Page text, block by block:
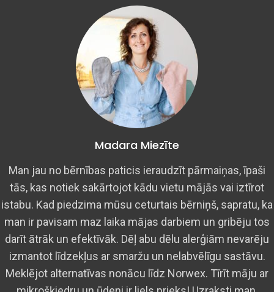
Madara Miezīte
Man jau no bērnības paticis ieraudzīt pārmaiņas, īpaši
tās, kas notiek sakārtojot kādu vietu mājās vai iztīrot
istabu. Kad piedzima mūsu ceturtais bērniņš, sapratu, ka
man ir pavisam maz laika mājas darbiem un gribēju tos
darīt ātrāk un efektīvāk. Dēļ abu dēlu alerģiām nevarēju
izmantot līdzekļus ar smaržu un nelabvēlīgu sastāvu.
Meklējot alternatīvas nonācu līdz Norwex. Tīrīt māju ar